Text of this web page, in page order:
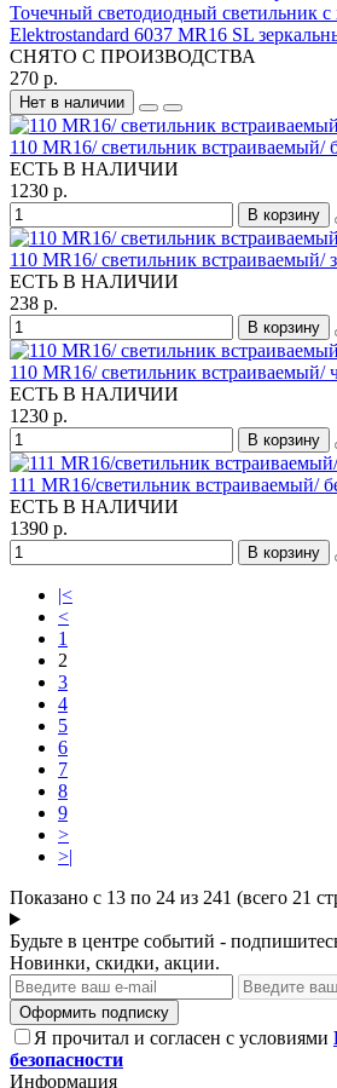
Точечный светодиодный светильник с
Elektrostandard 6037 MR16 SL
СНЯТО С ПРОИЗВОДСТВА
270 р.
Нет в наличии
110 MR16/ светильник встраиваемый/
ЕСТЬ В НАЛИЧИИ
1230 р.
В корзину
110 MR16/ светильник встраиваемый/
ЕСТЬ В НАЛИЧИИ
238 р.
В корзину
110 MR16/ светильник встраиваемый/
ЕСТЬ В НАЛИЧИИ
1230 р.
В корзину
111 MR16/светильник встраиваемый/
ЕСТЬ В НАЛИЧИИ
1390 р.
В корзину
|<
<
1
2
3
4
5
6
7
8
9
>
>|
Показано с 13 по 24 из 241 (всего 21
Будьте в центре событий -
Новинки, скидки, акции.
Оформить подписку
Я прочитал и согласен с условиями
безопасности
Информация